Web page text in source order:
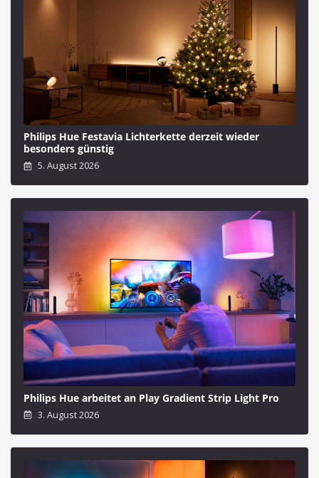
Philips Hue Festavia Lichterkette derzeit wieder
besonders günstig
5. August 2026
Philips Hue arbeitet an Play Gradient Strip Light Pro
3. August 2026